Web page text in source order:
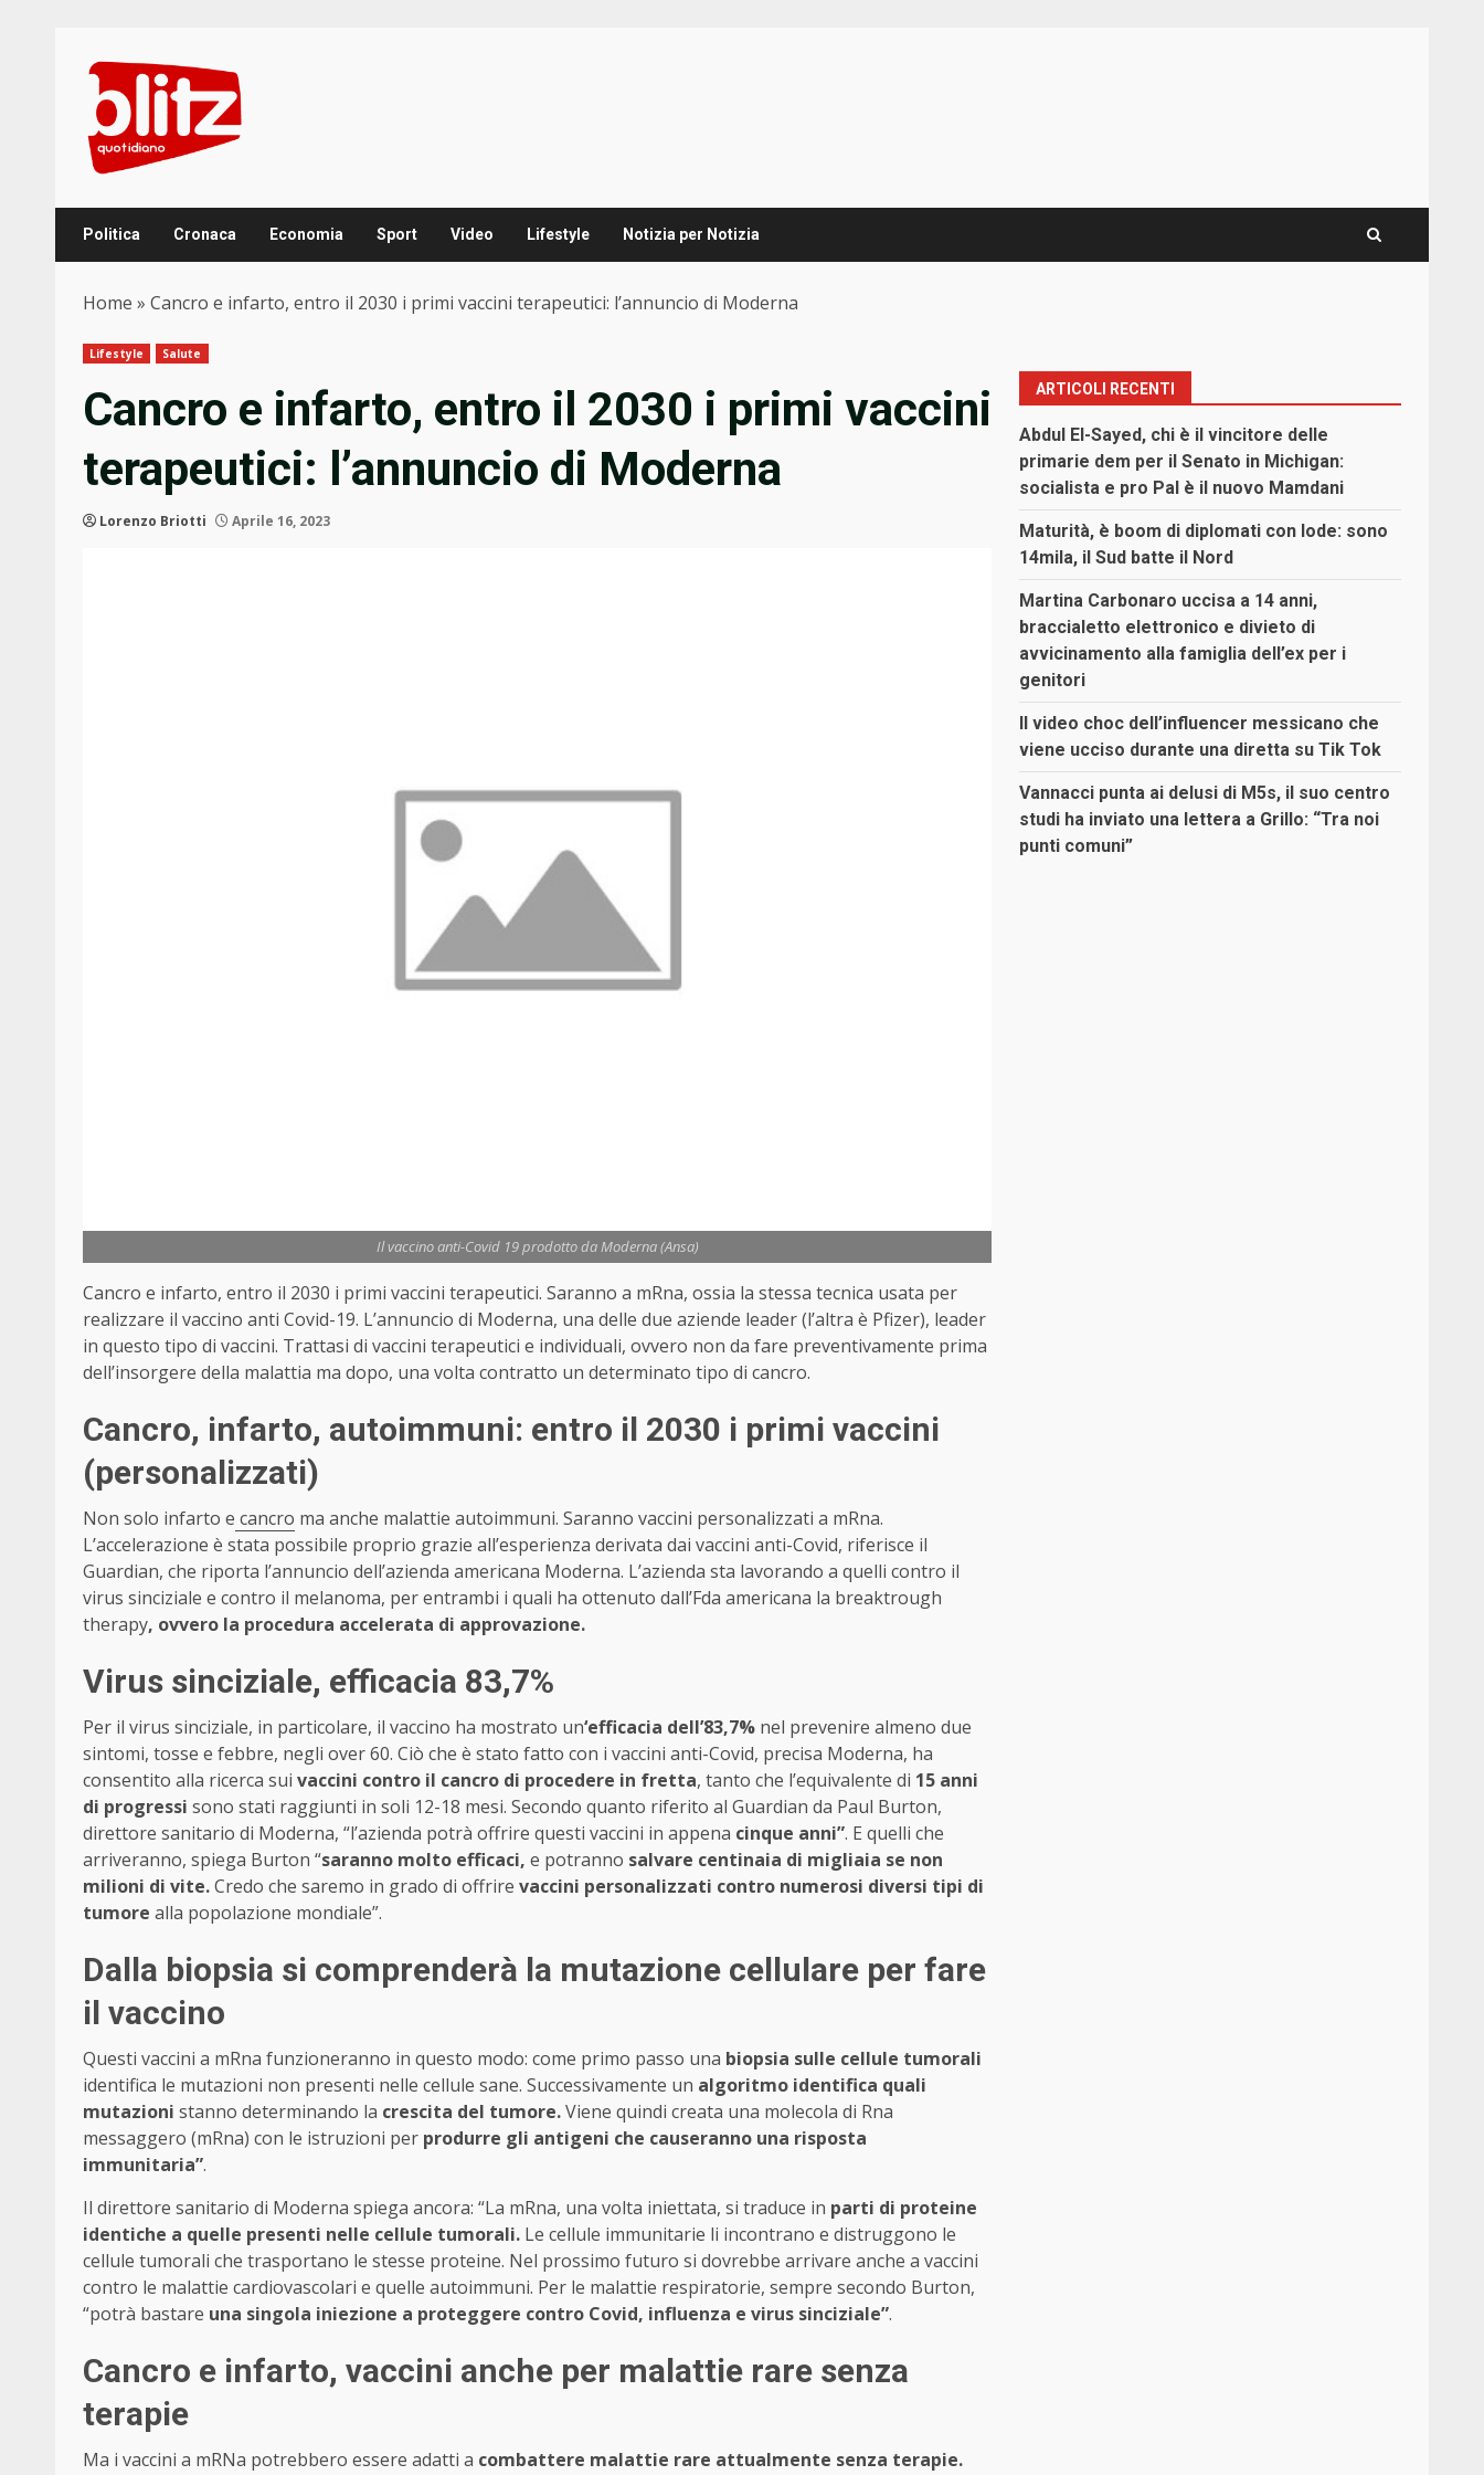
content
Politica Cronaca Economia Sport Video Lifestyle Notizia per Notizia
Home » Cancro e infarto, entro il 2030 i primi vaccini terapeutici: l’annuncio di Moderna
Lifestyle Salute
Cancro e infarto, entro il 2030 i primi vaccini
terapeutici: l’annuncio di Moderna
Lorenzo Briotti Aprile 16, 2023
Il vaccino anti-Covid 19 prodotto da Moderna (Ansa)
Cancro e infarto, entro il 2030 i primi vaccini terapeutici. Saranno a mRna, ossia la stessa tecnica usata per
realizzare il vaccino anti Covid-19. L’annuncio di Moderna, una delle due aziende leader (l’altra è Pfizer), leader
in questo tipo di vaccini. Trattasi di vaccini terapeutici e individuali, ovvero non da fare preventivamente prima
dell’insorgere della malattia ma dopo, una volta contratto un determinato tipo di cancro.
Cancro, infarto, autoimmuni: entro il 2030 i primi vaccini
(personalizzati)
Non solo infarto e cancro ma anche malattie autoimmuni. Saranno vaccini personalizzati a mRna.
L’accelerazione è stata possibile proprio grazie all’esperienza derivata dai vaccini anti-Covid, riferisce il
Guardian, che riporta l’annuncio dell’azienda americana Moderna. L’azienda sta lavorando a quelli contro il
virus sinciziale e contro il melanoma, per entrambi i quali ha ottenuto dall’Fda americana la breaktrough
therapy, ovvero la procedura accelerata di approvazione.
Virus sinciziale, efficacia 83,7%
Per il virus sinciziale, in particolare, il vaccino ha mostrato un‘efficacia dell’83,7% nel prevenire almeno due
sintomi, tosse e febbre, negli over 60. Ciò che è stato fatto con i vaccini anti-Covid, precisa Moderna, ha
consentito alla ricerca sui vaccini contro il cancro di procedere in fretta, tanto che l’equivalente di 15 anni
di progressi sono stati raggiunti in soli 12-18 mesi. Secondo quanto riferito al Guardian da Paul Burton,
direttore sanitario di Moderna, “l’azienda potrà offrire questi vaccini in appena cinque anni”. E quelli che
arriveranno, spiega Burton “saranno molto efficaci, e potranno salvare centinaia di migliaia se non
milioni di vite.Credo che saremo in grado di offrire vaccini personalizzati contro numerosi diversi tipi di
tumore alla popolazione mondiale”.
Dalla biopsia si comprenderà la mutazione cellulare per fare
il vaccino
Questi vaccini a mRna funzioneranno in questo modo: come primo passo una biopsia sulle cellule tumorali
identifica le mutazioni non presenti nelle cellule sane. Successivamente un algoritmo identifica quali
mutazioni stanno determinando la crescita del tumore.Viene quindi creata una molecola di Rna
messaggero (mRna) con le istruzioni per produrre gli antigeni che causeranno una risposta
immunitaria”.
Il direttore sanitario di Moderna spiega ancora: “La mRna, una volta iniettata, si traduce in parti di proteine
identiche a quelle presenti nelle cellule tumorali. Le cellule immunitarie li incontrano e distruggono le
cellule tumorali che trasportano le stesse proteine. Nel prossimo futuro si dovrebbe arrivare anche a vaccini
contro le malattie cardiovascolari e quelle autoimmuni. Per le malattie respiratorie, sempre secondo Burton,
“potrà bastare una singola iniezione a proteggere contro Covid, influenza e virus sinciziale”.
Cancro e infarto, vaccini anche per malattie rare senza
terapie
Ma i vaccini a mRNa potrebbero essere adatti a combattere malattie rare attualmente senza terapie.
ARTICOLI RECENTI
Abdul El-Sayed, chi è il vincitore delle
primarie dem per il Senato in Michigan:
socialista e pro Pal è il nuovo Mamdani
Maturità, è boom di diplomati con lode: sono
14mila, il Sud batte il Nord
Martina Carbonaro uccisa a 14 anni,
braccialetto elettronico e divieto di
avvicinamento alla famiglia dell’ex per i
genitori
Il video choc dell’influencer messicano che
viene ucciso durante una diretta su Tik Tok
Vannacci punta ai delusi di M5s, il suo centro
studi ha inviato una lettera a Grillo: “Tra noi
punti comuni”